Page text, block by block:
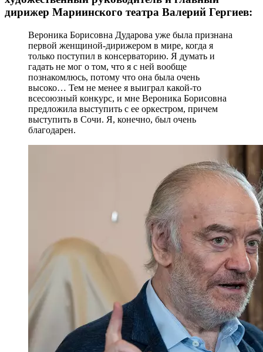
дирижер Мариинского театра Валерий Гергиев:
Вероника Борисовна Дударова уже была признана
первой женщиной-дирижером в мире, когда я
только поступил в консерваторию. Я думать и
гадать не мог о том, что я с ней вообще
познакомлюсь, потому что она была очень
высоко… Тем не менее я выиграл какой-то
всесоюзный конкурс, и мне Вероника Борисовна
предложила выступить с ее оркестром, причем
выступить в Сочи. Я, конечно, был очень
благодарен.